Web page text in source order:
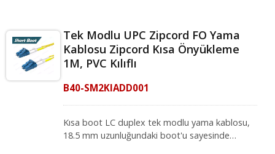
Tek Modlu UPC Zipcord FO Yama
Kablosu Zipcord Kısa Önyükleme
1M, PVC Kılıflı
B40-SM2KIADD001
Kısa boot LC duplex tek modlu yama kablosu,
18.5 mm uzunluğundaki boot'u sayesinde